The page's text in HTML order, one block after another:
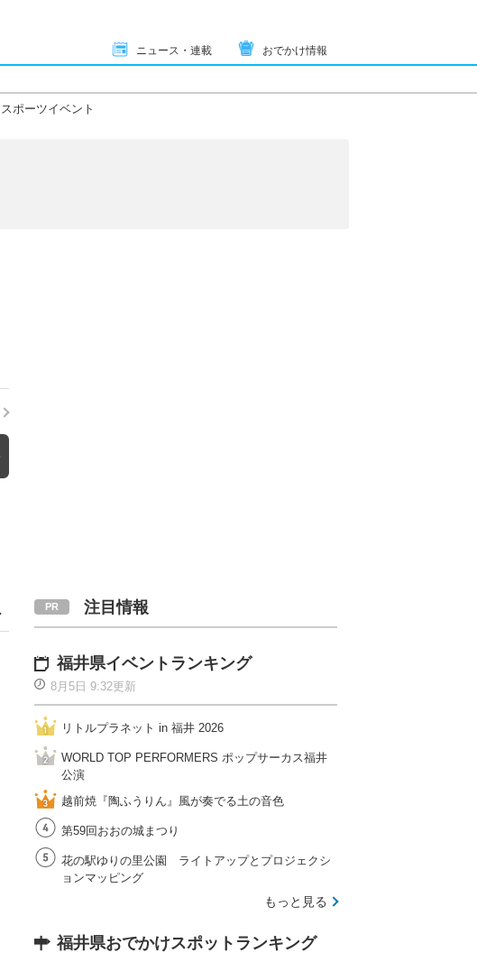
ニュース・連載 おでかけ情報
スポーツイベント
注目情報
福井県イベントランキング
8月5日 9:32更新
リトルプラネット in 福井 2026
WORLD TOP PERFORMERS ポップサーカス福井
公演
越前焼『陶ふうりん』風が奏でる土の音色
第59回おおの城まつり
花の駅ゆりの里公園 ライトアップとプロジェクシ
ョンマッピング
もっと見る
福井県おでかけスポットランキング